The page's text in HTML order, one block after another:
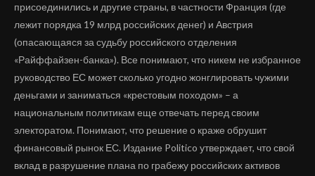
присоединились и другие страны, в частности Франция (где
лежит порядка 19 млрд российских денег) и Австрия
(опасающаяся за судьбу российского отделения
«Райффайзен-банка»). Все понимают, что никем не избранное
руководство ЕС может сколько угодно жонглировать чужими
деньгами и заниматься «крестовым походом» – а
национальным политикам еще отвечать перед своим
электоратом. Понимают, что решение о краже обрушит
финансовый рынок ЕС. Издание Politico утверждает, что свой
вклад в разрушение плана по грабежу российских активов